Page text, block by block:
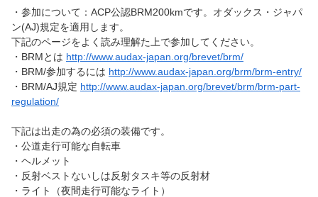
・参加について：ACP公認BRM200kmです。オダックス・ジャパ
ン(AJ)規定を適用します。
下記のページをよく読み理解た上で参加してください。
・BRMとは http://www.audax-japan.org/brevet/brm/
・BRM/参加するには http://www.audax-japan.org/brm/brm-entry/
・BRM/AJ規定 http://www.audax-japan.org/brevet/brm/brm-part-
regulation/
下記は出走の為の必須の装備です。
・公道走行可能な自転車
・ヘルメット
・反射ベストないしは反射タスキ等の反射材
・ライト（夜間走行可能なライト）